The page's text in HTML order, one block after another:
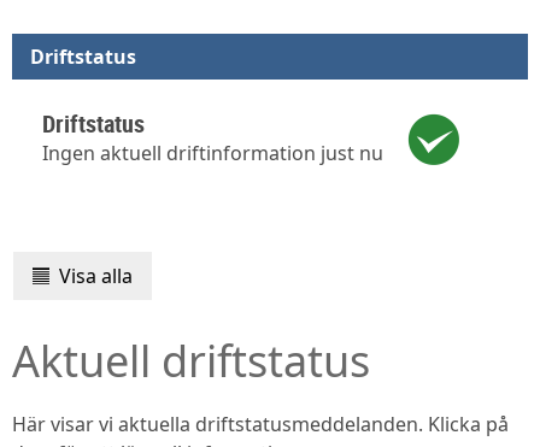
Driftstatus
Driftstatus
Ingen aktuell driftinformation just nu
Visa alla
Aktuell driftstatus
Här visar vi aktuella driftstatusmeddelanden. Klicka på